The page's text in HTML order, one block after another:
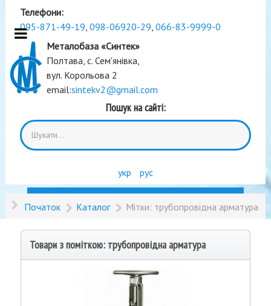
Телефони:
095-871-49-19, 098-06920-29, 066-83-9999-0
Металобаза «Синтек»
Полтава, с. Сем'янівка,
вул. Корольова 2
email:sintekv2@gmail.com
Пошук на сайті:
укр рус
Початок Каталог Мітки: трубопровідна арматура
Товари з поміткою: трубопровідна арматура